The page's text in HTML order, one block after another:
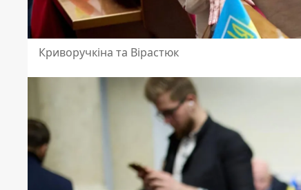
Криворучкіна та Вірастюк